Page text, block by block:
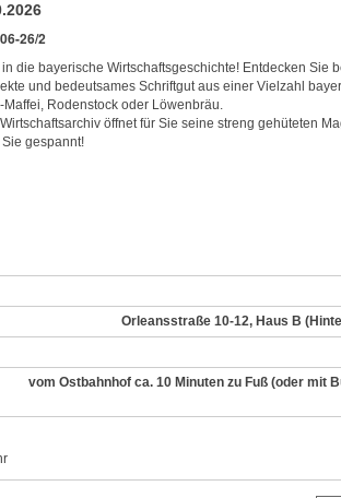
26/2
die bayerische Wirtschaftsgeschichte! Entdecken Sie
und bedeutsames Schriftgut aus einer Vielzahl
Rodenstock oder Löwenbräu.
öffnet für Sie seine streng gehüteten
gespannt!
Orleansstraße 10-12, Haus B
vom Ostbahnhof ca. 10 Minuten zu Fuß (oder mit